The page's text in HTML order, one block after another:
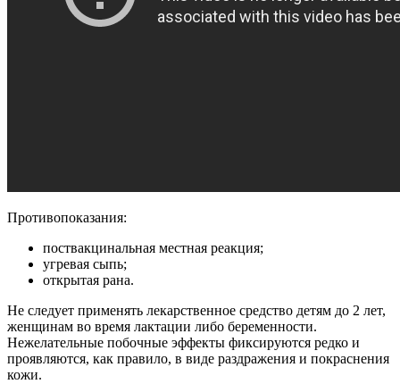
Противопоказания:
поствакцинальная местная реакция;
угревая сыпь;
открытая рана.
Не следует применять лекарственное средство детям до 2 лет,
женщинам во время лактации либо беременности.
Нежелательные побочные эффекты фиксируются редко и
проявляются, как правило, в виде раздражения и покраснения
кожи.